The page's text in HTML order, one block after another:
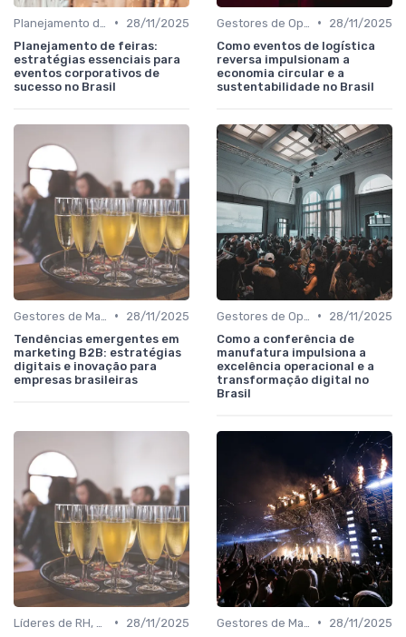
•
28/11/2025
Planejamento de feiras:
estratégias essenciais para
eventos corporativos de
sucesso no Brasil
•
28/11/2025
Como eventos de logística
reversa impulsionam a
economia circular e a
sustentabilidade no Brasil
•
28/11/2025
Tendências emergentes em
marketing B2B: estratégias
digitais e inovação para
empresas brasileiras
•
28/11/2025
Como a conferência de
manufatura impulsiona a
excelência operacional e a
transformação digital no
Brasil
•
28/11/2025
•
28/11/2025